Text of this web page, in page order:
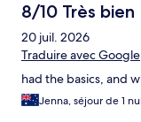
8/10 Très bien
20 juil. 2026
Traduire avec Google
had the basics, and
Jenna, séjour de 1